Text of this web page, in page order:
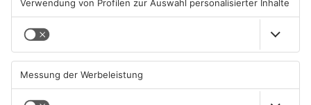
01.08.2026, 21:20 UHR IN KREIS
MILTENBERG
31.07.2026, 11:48 UHR IN KREIS